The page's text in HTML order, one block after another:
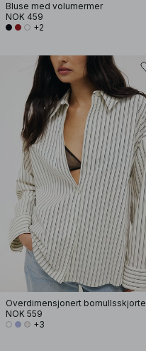
Bluse med volumermer
NOK 459
+2
Overdimensjonert bomullsskjorte
NOK 559
+3